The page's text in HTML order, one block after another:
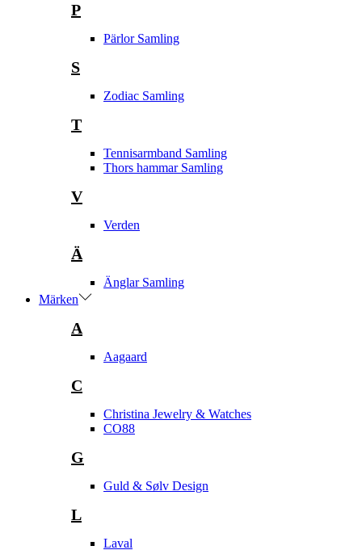
P
Pärlor Samling
S
Zodiac Samling
T
Tennisarmband Samling
Thors hammar Samling
V
Verden
Ä
Änglar Samling
Märken
A
Aagaard
C
Christina Jewelry & Watches
CO88
G
Guld & Sølv Design
L
Laval